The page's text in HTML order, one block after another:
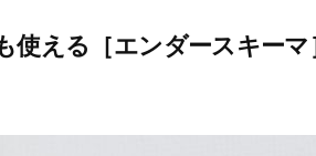
使える［エンダースキー